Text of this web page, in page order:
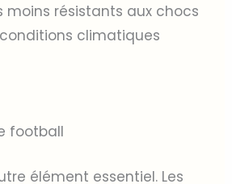
moins résistants aux chocs
climatiques
football
élément essentiel. Les